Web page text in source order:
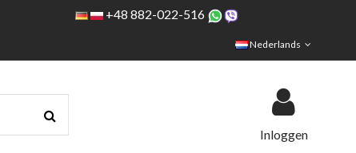
+48 882-022-516
Nederlands
Inloggen